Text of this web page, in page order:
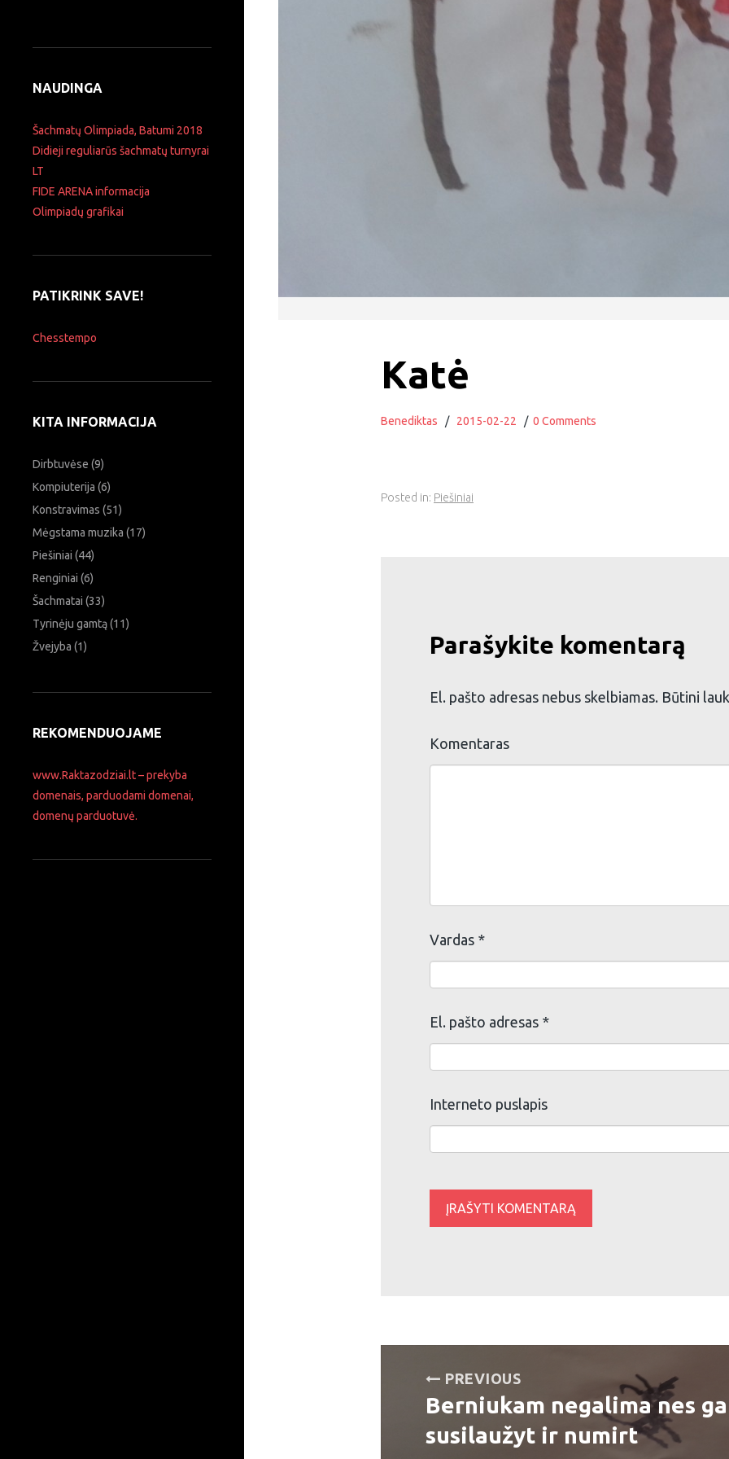
Katė
Benediktas / 2015-02-22 / 0 Comments
Posted in: Piešiniai
Parašykite komentarą
El. pašto adresas nebus skelbiamas. Būtini
Komentaras
Vardas *
El. pašto adresas *
Interneto puslapis
Navigacija
tarp
įrašų
PREVIOUS
Previous
post:
Berniukam negalima nes
susilaužyt ir numirt
NAUDINGA
Šachmatų Olimpiada, Batumi 2018
Didieji reguliarūs šachmatų turnyrai
LT
FIDE ARENA informacija
Olimpiadų grafikai
PATIKRINK SAVE!
Chesstempo
KITA INFORMACIJA
Dirbtuvėse (9)
Kompiuterija (6)
Konstravimas (51)
Mėgstama muzika (17)
Piešiniai (44)
Renginiai (6)
Šachmatai (33)
Tyrinėju gamtą(11)
Žvejyba (1)
REKOMENDUOJAME
www.Raktazodziai.lt – prekyba
domenais, parduodami domenai,
domenų parduotuvė.